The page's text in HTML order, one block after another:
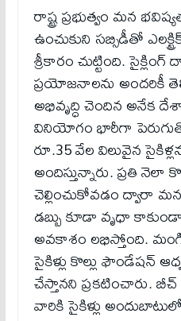
రాష్ట్ర ప్రభుత్వం మన
ఉంచుకుని సబ్సిడీతో
శ్రీకారం చుట్టింది.
ప్రయోజనాలను అందరికీ
అభివృద్ధి చెందిన అనేక
వినియోగం భారీగా
రూ.35 వేల విలువైన
అందిస్తున్నారు. ప్రతి నెలా
చెల్లించుకోవడం ద్వారా
డబ్బు కూడా వృధా
అవకాశం లభిస్తోంది.
సైకిళ్లు కొల్లు ఫౌండేషన్
చేస్తానని ప్రకటించారు.
వారికి సైకిళ్లు